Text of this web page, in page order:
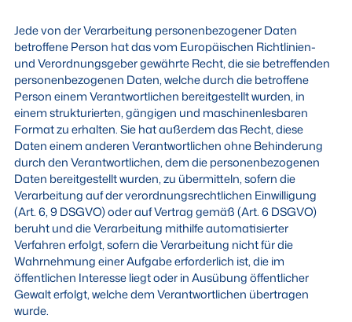
Jede von der Verarbeitung personenbezogener Daten
betroffene Person hat das vom Europäischen Richtlinien-
und Verordnungsgeber gewährte Recht, die sie betreffenden
personenbezogenen Daten, welche durch die betroffene
Person einem Verantwortlichen bereitgestellt wurden, in
einem strukturierten, gängigen und maschinenlesbaren
Format zu erhalten. Sie hat außerdem das Recht, diese
Daten einem anderen Verantwortlichen ohne Behinderung
durch den Verantwortlichen, dem die personenbezogenen
Daten bereitgestellt wurden, zu übermitteln, sofern die
Verarbeitung auf der verordnungsrechtlichen Einwilligung
(Art. 6, 9 DSGVO) oder auf Vertrag gemäß (Art. 6 DSGVO)
beruht und die Verarbeitung mithilfe automatisierter
Verfahren erfolgt, sofern die Verarbeitung nicht für die
Wahrnehmung einer Aufgabe erforderlich ist, die im
öffentlichen Interesse liegt oder in Ausübung öffentlicher
Gewalt erfolgt, welche dem Verantwortlichen übertragen
wurde.